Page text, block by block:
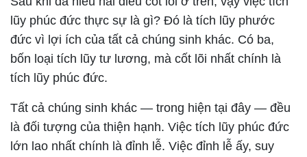
lũy phúc đức thực sự là gì? Đó là tích lũy phước
đức vì lợi ích của tất cả chúng sinh khác. Có ba,
bốn loại tích lũy tư lương, mà cốt lõi nhất chính là
tích lũy phúc đức.
Tất cả chúng sinh khác — trong hiện tại đây — đều
là đối tượng của thiện hạnh. Việc tích lũy phúc đức
lớn lao nhất chính là đỉnh lễ. Việc đỉnh lễ ấy, suy